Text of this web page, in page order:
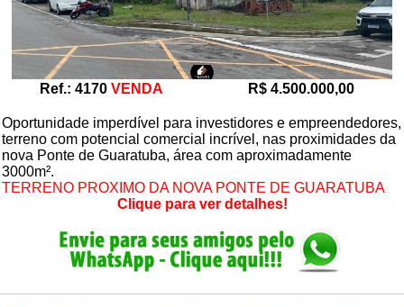
Ref.: 4170 VENDA R$ 4.500.000,00
Oportunidade imperdível para investidores e empreendedores,
terreno com potencial comercial incrível, nas proximidades da
nova Ponte de Guaratuba, área com aproximadamente
3000m².
TERRENO PROXIMO DA NOVA PONTE DE GUARATUBA
Clique para ver detalhes!